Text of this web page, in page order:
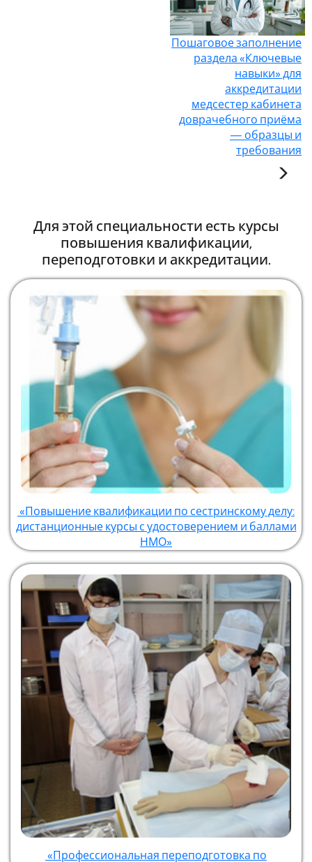
Пошаговое заполнение
раздела «Ключевые
навыки» для
аккредитации
медсестер кабинета
доврачебного приёма
— образцы и
требования
Для этой специальности есть курсы
повышения квалификации,
переподготовки и аккредитации.
«Повышение квалификации по сестринскому делу:
дистанционные курсы с удостоверением и баллами
НМО»
«Профессиональная переподготовка по